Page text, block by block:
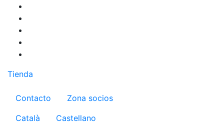
Pasar
contenido
principal
Tienda
Menú del compte d'usuari
Contacto
Zona socios
Català
Castellano